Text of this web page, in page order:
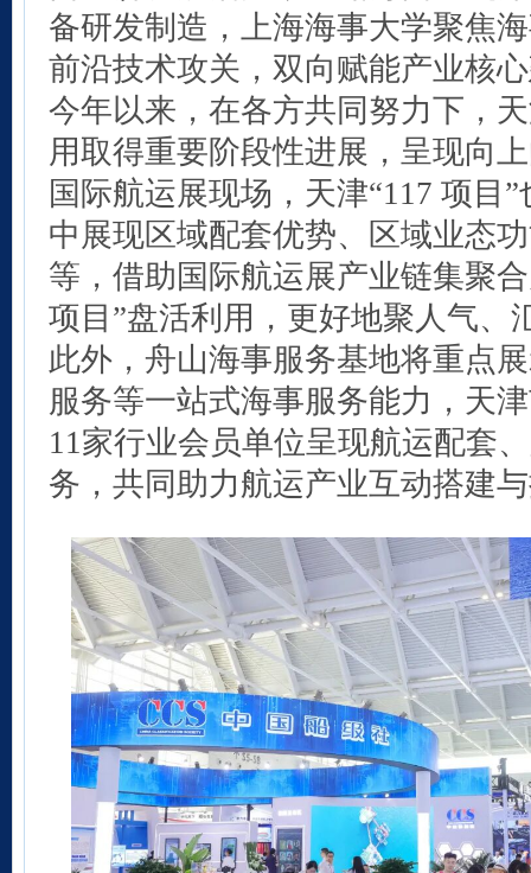
备研发制造，上海海事大学聚焦
前沿技术攻关，双向赋能产业核
今年以来，在各方共同努力下，
用取得重要阶段性进展，呈现向
国际航运展现场，天津“117 项目
中展现区域配套优势、区域业态
等，借助国际航运展产业链集聚
项目”盘活利用，更好地聚人气、
此外，舟山海事服务基地将重点
服务等一站式海事服务能力，天
11家行业会员单位呈现航运配套
务，共同助力航运产业互动搭建